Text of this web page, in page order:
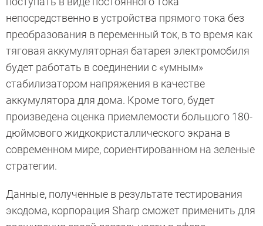
непосредственно в устройства прямого тока без
преобразования в переменный ток, в то время как
тяговая аккумуляторная батарея электромобиля
будет работать в соединении с «умным»
стабилизатором напряжения в качестве
аккумулятора для дома. Кроме того, будет
произведена оценка приемлемости большого 180-
дюймового жидкокристаллического экрана в
современном мире, сориентированном на зеленые
стратегии.
Данные, полученные в результате тестирования
экодома, корпорация Sharp сможет применить для